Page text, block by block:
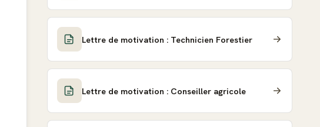
Lettre de motivation : Technicien Forestier
Lettre de motivation : Conseiller agricole